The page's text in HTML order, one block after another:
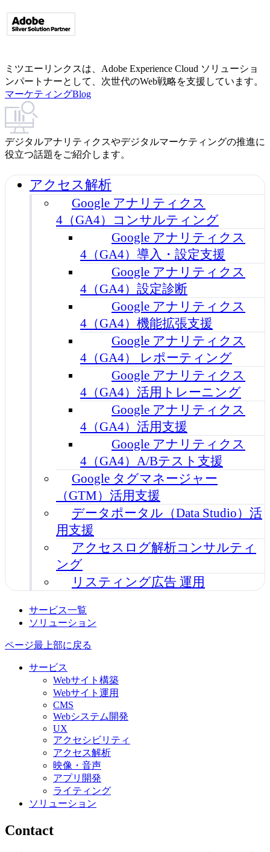
ミツエーリンクスは、Adobe Experience Cloud ソリューショ
ンパートナーとして、次世代のWeb戦略を支援しています。
マーケティングBlog
デジタルアナリティクスやデジタルマーケティングの推進に
役立つ話題をご紹介します。
アクセス解析
Google アナリティクス
4（GA4）コンサルティング
Google アナリティクス
4（GA4）導入・設定支援
Google アナリティクス
4（GA4）設定診断
Google アナリティクス
4（GA4）機能拡張支援
Google アナリティクス
4（GA4） レポーティング
Google アナリティクス
4（GA4）活用トレーニング
Google アナリティクス
4（GA4）活用支援
Google アナリティクス
4（GA4）A/Bテスト支援
Google タグマネージャー
（GTM）活用支援
データポータル（Data Studio）活
用支援
アクセスログ解析コンサルティ
ング
リスティング広告 運用
サービス一覧
ソリューション
ページ最上部に戻る
サービス
Webサイト構築
Webサイト運用
CMS
Webシステム開発
UX
アクセシビリティ
アクセス解析
映像・音声
アプリ開発
ライティング
ソリューション
Contact